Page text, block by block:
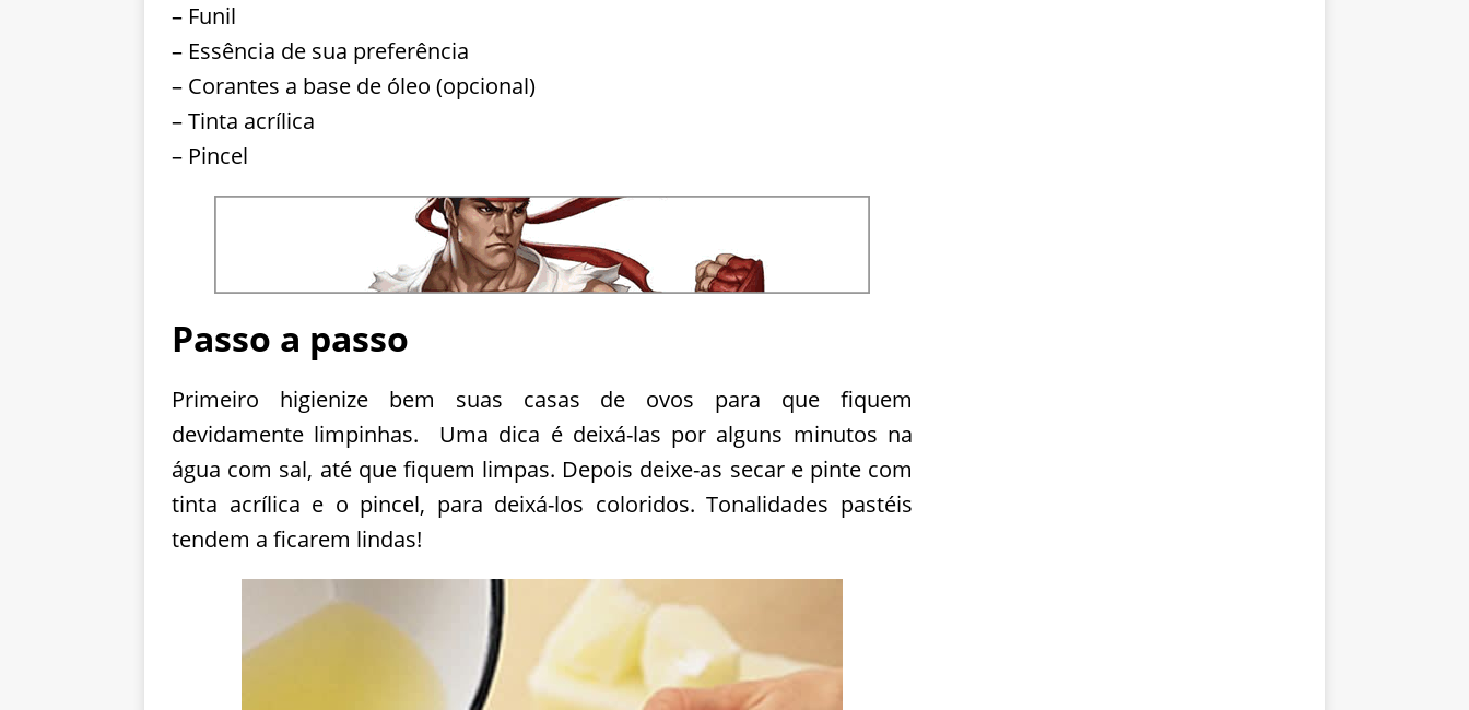
– Funil
– Essência de sua preferência
– Corantes a base de óleo (opcional)
– Tinta acrílica
– Pincel
Passo a passo
Primeiro higienize bem suas casas de ovos para que fiquem
devidamente limpinhas. Uma dica é deixá-las por alguns minutos na
água com sal, até que fiquem limpas. Depois deixe-as secar e pinte com
tinta acrílica e o pincel, para deixá-los coloridos. Tonalidades pastéis
tendem a ficarem lindas!